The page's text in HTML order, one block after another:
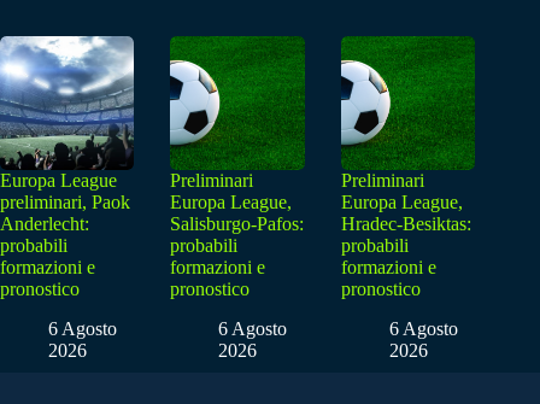
Europa League
preliminari, Paok
Anderlecht:
probabili
formazioni e
pronostico
6 Agosto
2026
Preliminari
Europa League,
Salisburgo-Pafos:
probabili
formazioni e
pronostico
6 Agosto
2026
Preliminari
Europa League,
Hradec-Besiktas:
probabili
formazioni e
pronostico
6 Agosto
2026